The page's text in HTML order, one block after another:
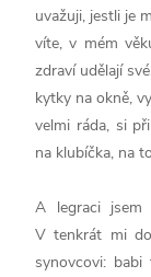
uvažuji, jestli je
víte, v mém
zdraví udělají
kytky na okně,
velmi ráda, si
na klubíčka, na
A legraci
V tenkrát mi
synovcovi: